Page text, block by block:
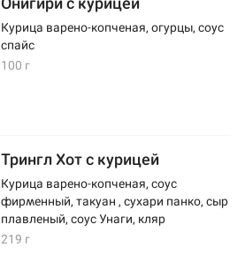
Курица варено-копченая, огурцы, соус
спайс
100 г
Трингл Хот с курицей
Курица варено-копченая, соус
фирменный, такуан , сухари панко, сыр
плавленый, соус Унаги, кляр
219 г